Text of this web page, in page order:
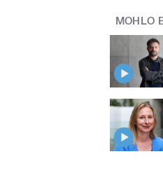
MOHLO